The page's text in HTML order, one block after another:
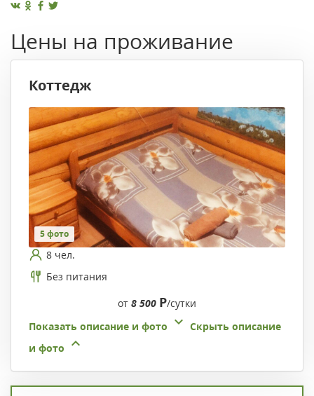
Цены на проживание
Коттедж
5 фото
8 чел.
Без питания
от 8 500 Р/сутки
Показать описание и фото
Скрыть описание
и фото